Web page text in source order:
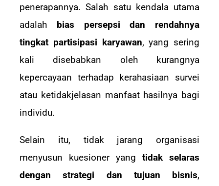
penerapannya. Salah satu kendala utama
adalah bias persepsi dan rendahnya
tingkat partisipasi karyawan, yang sering
kali disebabkan oleh kurangnya
kepercayaan terhadap kerahasiaan survei
atau ketidakjelasan manfaat hasilnya bagi
individu.
Selain itu, tidak jarang organisasi
menyusun kuesioner yang tidak selaras
dengan strategi dan tujuan bisnis,